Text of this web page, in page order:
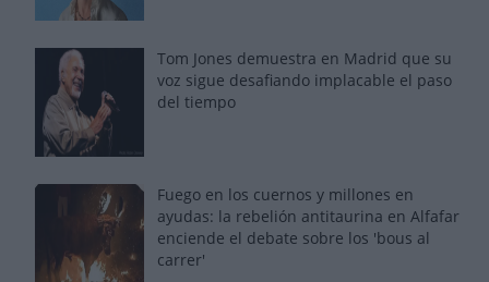
Tom Jones demuestra en Madrid que su
voz sigue desafiando implacable el paso
del tiempo
Fuego en los cuernos y millones en
ayudas: la rebelión antitaurina en Alfafar
enciende el debate sobre los 'bous al
carrer'